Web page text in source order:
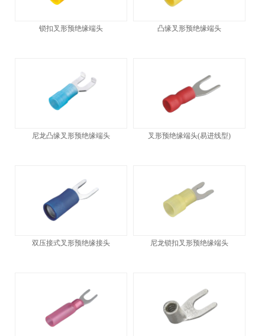
锁扣叉形预绝缘端头 凸缘叉形预绝缘端头
尼龙凸缘叉形预绝缘端头 叉形预绝缘端头(易进线型)
双压接式叉形预绝缘接头 尼龙锁扣叉形预绝缘端头